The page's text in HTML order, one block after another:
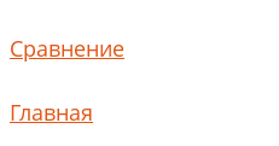
Сравнение
Главная